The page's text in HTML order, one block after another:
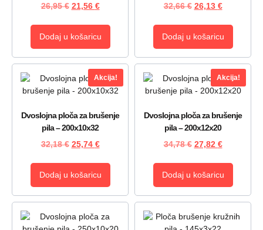
26,95€ 21,56 €
Dodaj u košaricu
32,66€ 26,13 €
Dodaj u košaricu
Akcija!
Dvoslojna ploča za brušenje
pila – 200x10x32
32,18€ 25,74 €
Dodaj u košaricu
Akcija!
Dvoslojna ploča za brušenje
pila – 200x12x20
34,78€ 27,82 €
Dodaj u košaricu